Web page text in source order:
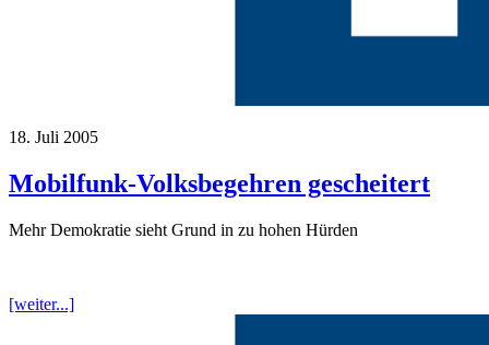
18. Juli 2005
Mobilfunk-Volksbegehren gescheitert
Mehr Demokratie sieht Grund in zu hohen Hürden
[weiter...]